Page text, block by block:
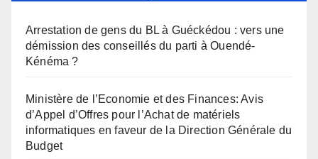
Arrestation de gens du BL à Guéckédou : vers une
démission des conseillés du parti à Ouendé-
Kénéma ?
Ministère de l’Economie et des Finances: Avis
d’Appel d’Offres pour l’Achat de matériels
informatiques en faveur de la Direction Générale du
Budget